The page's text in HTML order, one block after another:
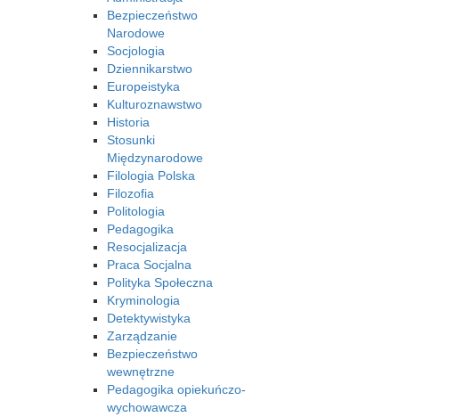
Bezpieczeństwo
Narodowe
Socjologia
Dziennikarstwo
Europeistyka
Kulturoznawstwo
Historia
Stosunki
Międzynarodowe
Filologia Polska
Filozofia
Politologia
Pedagogika
Resocjalizacja
Praca Socjalna
Polityka Społeczna
Kryminologia
Detektywistyka
Zarządzanie
Bezpieczeństwo
wewnętrzne
Pedagogika opiekuńczo-
wychowawcza